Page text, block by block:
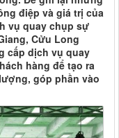
điệp và giá trị của
vụ quay chụp sự
Cửu Long
cấp dịch vụ quay
hàng để tạo ra
góp phần vào